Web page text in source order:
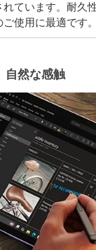
ています。耐久
使用に最適です。
自然な感触